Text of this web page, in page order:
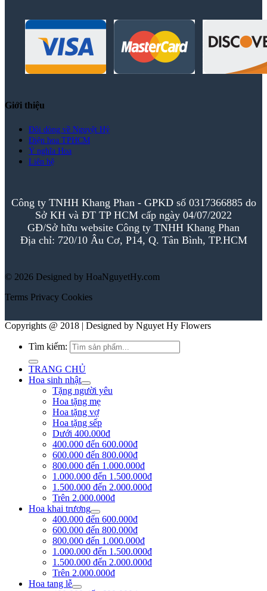
Giới thiệu
Đôi dòng về Nguyệt Hỷ
Điện hoa TPHCM
Ý nghĩa Hoa
Liên hệ
Công ty TNHH Khang Phan - GPKD số 0317366885 do
Sở KH và ĐT TP HCM cấp ngày 04/07/2022
GĐ/Sở hữu website Công ty TNHH Khang Phan
Địa chỉ: 720/10 Âu Cơ, P14, Q. Tân Bình, TP.HCM
© 2026 Designed by HoaNguyetHy.com
Terms Privacy Cookies
Copyrights @ 2018 | Designed by Nguyet Hy Flowers
Tìm kiếm:
TRANG CHỦ
Hoa sinh nhật
Tặng người yêu
Hoa tặng mẹ
Hoa tặng vợ
Hoa tặng sếp
Dưới 400.000đ
400.000 đến 600.000đ
600.000 đến 800.000đ
800.000 đến 1.000.000đ
1.000.000 đến 1.500.000đ
1.500.000 đến 2.000.000đ
Trên 2.000.000đ
Hoa khai trương
400.000 đến 600.000đ
600.000 đến 800.000đ
800.000 đến 1.000.000đ
1.000.000 đến 1.500.000đ
1.500.000 đến 2.000.000đ
Trên 2.000.000đ
Hoa tang lễ